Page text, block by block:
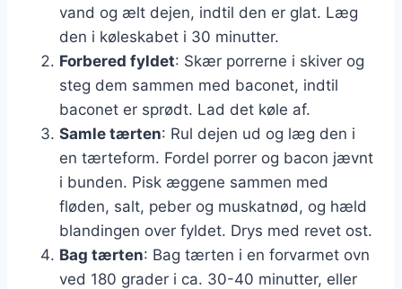
vand og ælt dejen, indtil den er glat. Læg
den i køleskabet i 30 minutter.
Forbered fyldet: Skær porrerne i skiver og
steg dem sammen med baconet, indtil
baconet er sprødt. Lad det køle af.
Samle tærten: Rul dejen ud og læg den i
en tærteform. Fordel porrer og bacon jævnt
i bunden. Pisk æggene sammen med
fløden, salt, peber og muskatnød, og hæld
blandingen over fyldet. Drys med revet ost.
Bag tærten: Bag tærten i en forvarmet ovn
ved 180 grader i ca. 30-40 minutter, eller